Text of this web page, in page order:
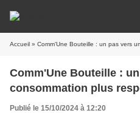
Accueil » Comm'Une Bouteille : un pas vers
Comm'Une Bouteille :
consommation plus
Publié le 15/10/2024 à 12:20